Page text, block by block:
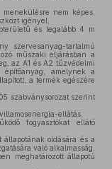
nem képes,
igényel,
és legalább 4 m
szervesanyag-tartalmú
műszaki eljárásban a
az A1 és A2 tűzvédelmi
amelynek a
a termék egészére
szabványsorozat szerint
ellátás,
fogyasztókat ellátó
oldására és a
való alkalmasság,
meghatározott állapotú